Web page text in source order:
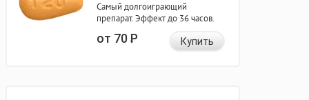
Самый долгоиграющий
препарат. Эффект до 36 часов.
от 70Р Купить